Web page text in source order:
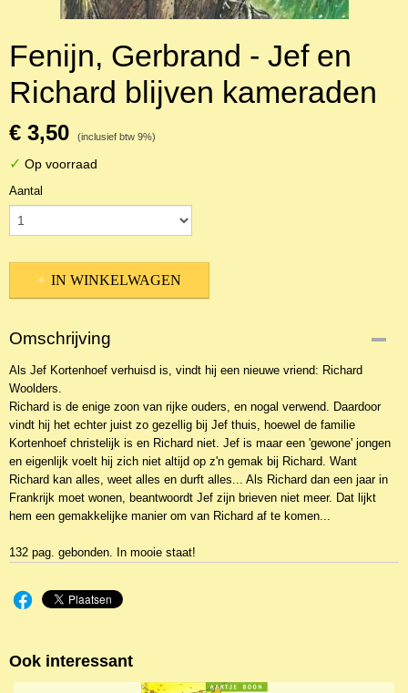
Fenijn, Gerbrand - Jef en
Richard blijven kameraden
€ 3,50 (inclusief btw 9%)
✓ Op voorraad
Aantal
IN WINKELWAGEN
Omschrijving
Als Jef Kortenhoef verhuisd is, vindt hij een nieuwe vriend: Richard
Woolders.
Richard is de enige zoon van rijke ouders, en nogal verwend. Daardoor
vindt hij het echter juist zo gezellig bij Jef thuis, hoewel de familie
Kortenhoef christelijk is en Richard niet. Jef is maar een 'gewone' jongen
en eigenlijk voelt hij zich niet altijd op z'n gemak bij Richard. Want
Richard kan alles, weet alles en durft alles... Als Richard dan een jaar in
Frankrijk moet wonen, beantwoordt Jef zijn brieven niet meer. Dat lijkt
hem een gemakkelijke manier om van Richard af te komen...
132 pag. gebonden. In mooie staat!
Ook interessant